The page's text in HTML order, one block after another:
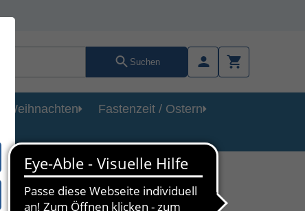
Suchen
Weihnachten
Fastenzeit / Ostern